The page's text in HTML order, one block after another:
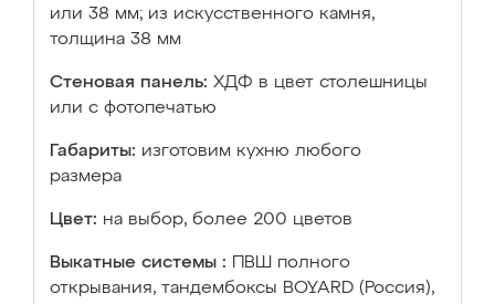
или 38 мм; из искусственного камня,
толщина 38 мм
Стеновая панель: ХДФ в цвет столешницы
или с фотопечатью
Габариты: изготовим кухню любого
размера
Цвет: на выбор, более 200 цветов
Выкатные системы :
ПВШ полного
открывания, тандембоксы BOYARD (Россия),